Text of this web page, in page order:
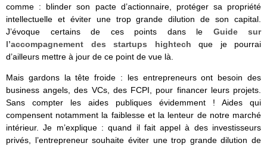
comme : blinder son pacte d’actionnaire, protéger sa propriété
intellectuelle et éviter une trop grande dilution de son capital.
J’évoque certains de ces points dans le Guide sur
l’accompagnement des startups hightech que je pourrai
d’ailleurs mettre à jour de ce point de vue là.
Mais gardons la tête froide : les entrepreneurs ont besoin des
business angels, des VCs, des FCPI, pour financer leurs projets.
Sans compter les aides publiques évidemment ! Aides qui
compensent notamment la faiblesse et la lenteur de notre marché
intérieur. Je m’explique : quand il fait appel à des investisseurs
privés, l’entrepreneur souhaite éviter une trop grande dilution de